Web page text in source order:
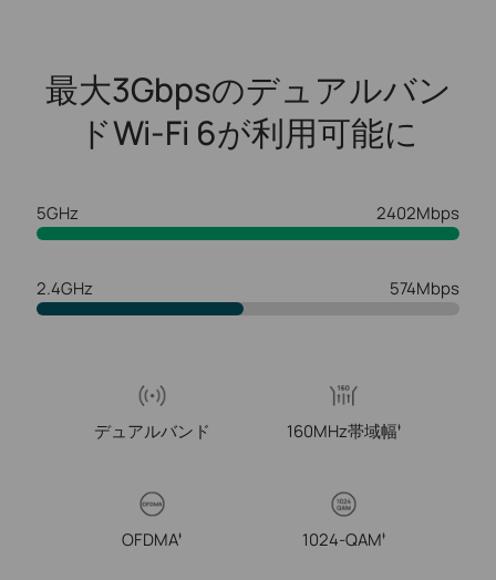
最大3Gbpsのデュアルバン
ドWi-Fi 6が利用可能に
5GHz 2402Mbps
2.4GHz 574Mbps
デュアルバンド 160MHz帯域幅‡
OFDMA‡ 1024-QAM‡